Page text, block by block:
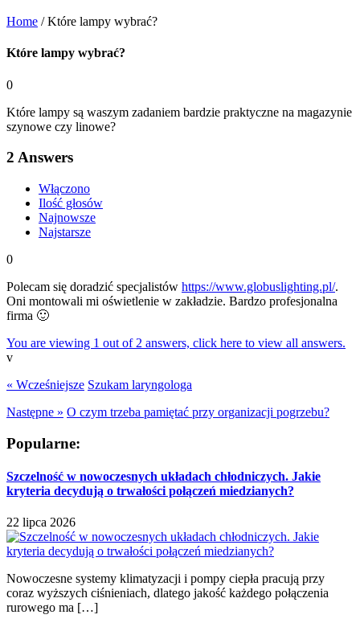
Home /Które lampy wybrać?
Które lampy wybrać?
0
Które lampy są waszym zadaniem bardzie praktyczne na magazynie
szynowe czy linowe?
2 Answers
Włączono
Ilość głosów
Najnowsze
Najstarsze
0
Polecam się doradzić specjalistów https://www.globuslighting.pl/.
Oni montowali mi oświetlenie w zakładzie. Bardzo profesjonalna
firma 🙂
You are viewing 1 out of 2 answers, click here to view all answers.
v
« Wcześniejsze Szukam laryngologa
Następne » O czym trzeba pamiętać przy organizacji pogrzebu?
Popularne:
Szczelność w nowoczesnych układach chłodniczych. Jakie
kryteria decydują o trwałości połączeń miedzianych?
22 lipca 2026
Nowoczesne systemy klimatyzacji i pompy ciepła pracują przy
coraz wyższych ciśnieniach, dlatego jakość każdego połączenia
rurowego ma […]